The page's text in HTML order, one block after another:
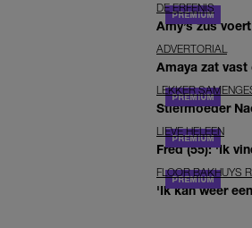
DE ERFENIS
Amy’s zus
ADVERTORIAL
Amaya zat
LEKKER
Stiefmoeder
LIEVE HELEEN
Fred (55): 'Ik
FLOOR BAKHUYS
'Ik kan weer